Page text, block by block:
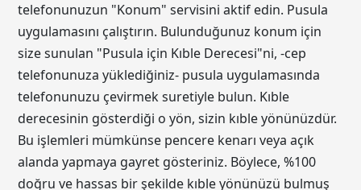
telefonunuzun "Konum" servisini aktif edin. Pusula
uygulamasını çalıştırın. Bulunduğunuz konum için
size sunulan "Pusula için Kıble Derecesi"ni, -cep
telefonunuza yüklediğiniz- pusula uygulamasında
telefonunuzu çevirmek suretiyle bulun. Kıble
derecesinin gösterdiği o yön, sizin kıble yönünüzdür.
Bu işlemleri mümkünse pencere kenarı veya açık
alanda yapmaya gayret gösteriniz. Böylece, %100
doğru ve hassas bir şekilde kıble yönünüzü bulmuş